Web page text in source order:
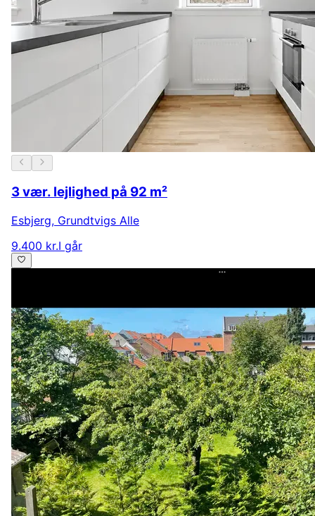
3 vær. lejlighed på 92 m²
Esbjerg, Grundtvigs Alle
9.400 kr.I går